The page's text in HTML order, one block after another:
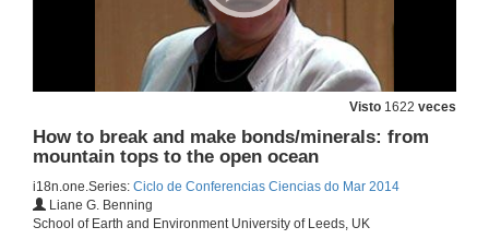
Visto 1622 veces
How to break and make bonds/minerals: from
mountain tops to the open ocean
i18n.one.Series: Ciclo de Conferencias Ciencias do Mar 2014
Liane G. Benning
School of Earth and Environment University of Leeds, UK
20 de mar. de 2014
Presentación de Gustavo M. Martins e Pablo Presa
27 de mar. de 2014
27 de mar. de 2014